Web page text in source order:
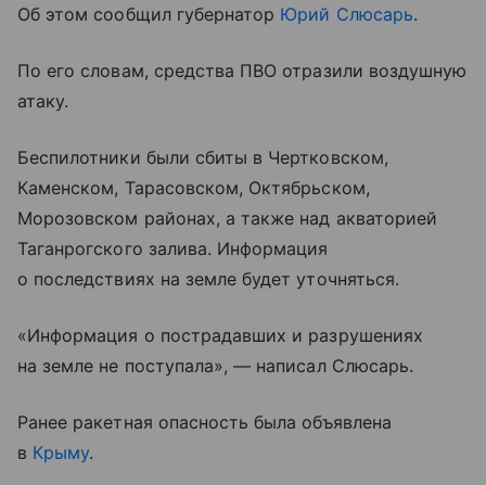
Об этом сообщил губернатор Юрий Слюсарь.
По его словам, средства ПВО отразили воздушную
атаку.
Беспилотники были сбиты в Чертковском,
Каменском, Тарасовском, Октябрьском,
Морозовском районах, а также над акваторией
Таганрогского залива. Информация
о последствиях на земле будет уточняться.
«Информация о пострадавших и разрушениях
на земле не поступала», — написал Слюсарь.
Ранее ракетная опасность была объявлена
в Крыму.